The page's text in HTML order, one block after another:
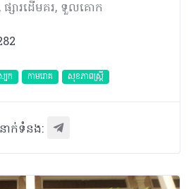
, ផ្សារដើមគរ, ទួលគោក
ែក កាមរោគ សុខភាពស្រ្តី
ាក់ទំនង: